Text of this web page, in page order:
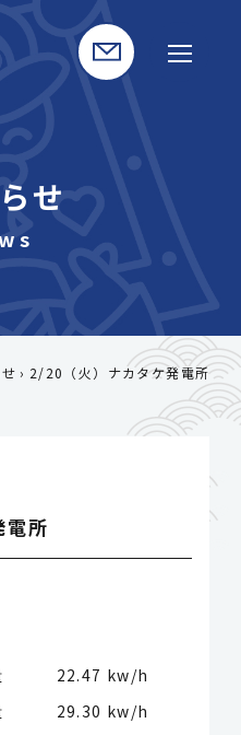
せ
2/20（火）ナカタケ発電所
電所
22.47 kw/h
29.30 kw/h